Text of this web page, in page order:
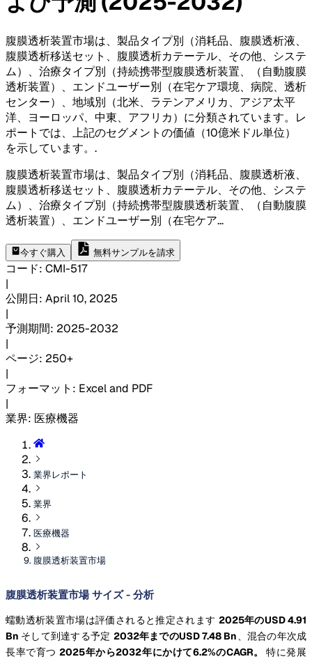
腹膜透析装置市場は、製品タイプ別（消耗品、腹膜透析液、
腹膜透析移送セット、腹膜透析カテーテル、その他、システ
ム）、治療タイプ別（持続携帯型腹膜透析装置、（自動腹膜
透析装置）、エンドユーザー別（在宅ケア環境、病院、透析
センター）、地域別（北米、ラテンアメリカ、アジア太平
洋、ヨーロッパ、中東、アフリカ）に分類されています。レ
ポートでは、上記のセグメントの価値（10億米ドル単位）
を示しています。 .
腹膜透析装置市場は、製品タイプ別（消耗品、腹膜透析液、
腹膜透析移送セット、腹膜透析カテーテル、その他、システ
ム）、治療タイプ別（持続携帯型腹膜透析装置、（自動腹膜
透析装置）、エンドユーザー別（在宅ケア...
今すぐ購入 無料サンプルを請求
コード: CMI-517
|
公開日: April 10, 2025
|
予測期間: 2025-2032
|
ページ: 250+
|
フォーマット : Excel and PDF
|
業界: 医療機器
業界レポート
業界
医療機器
腹膜透析装置市場
腹膜透析装置市場 サイズ - 分析
蠕動透析装置市場は評価されると推定されます 2025年のUSD 4.91
Bn そして到達する予定 2032年までのUSD 7.48 Bn、混合の年次成
長率で育つ2025年から2032年にかけて6.2%のCAGR。特に発展